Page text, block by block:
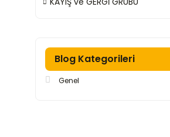
Blog Kategorileri
Genel